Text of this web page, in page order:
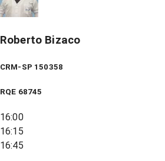
Roberto Bizaco
CRM-SP 150358
RQE 68745
16:00
16:15
16:45